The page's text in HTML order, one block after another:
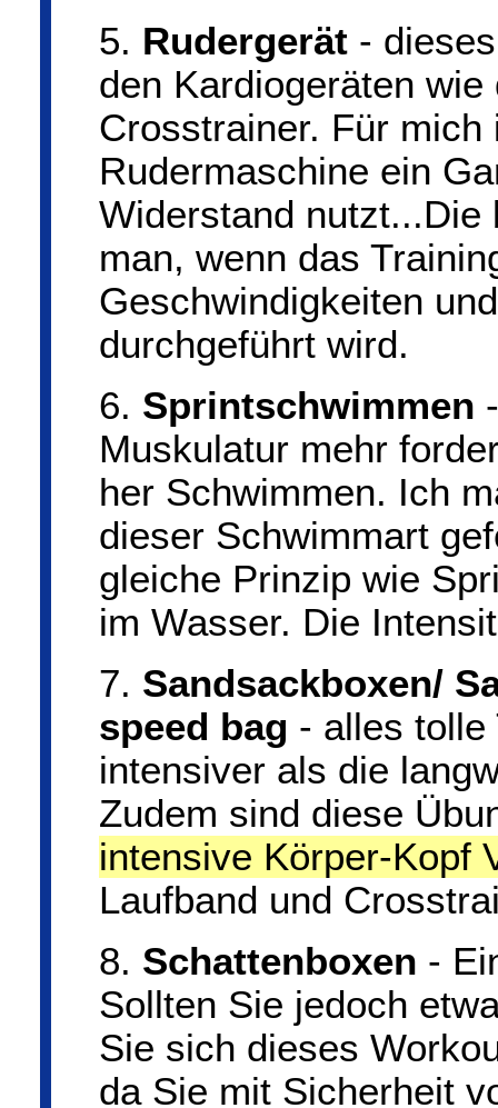
5. Rudergerät- dieses
den Kardiogeräten
Crosstrainer. Für
Rudermaschine ein
Widerstand nutzt...Die
man, wenn das
Geschwindigkeiten
durchgeführt wird.
6. Sprintschwimmen
Muskulatur mehr
her Schwimmen. Ich
dieser Schwimmart
gleiche Prinzip wie
im Wasser. Die
7. Sandsackboxen/
speed bag - alles tolle
intensiver als die
Zudem sind diese
intensive Körper-Kopf
Laufband und
8. Schattenboxen -
Sollten Sie jedoch
Sie sich dieses
da Sie mit Sicherheit